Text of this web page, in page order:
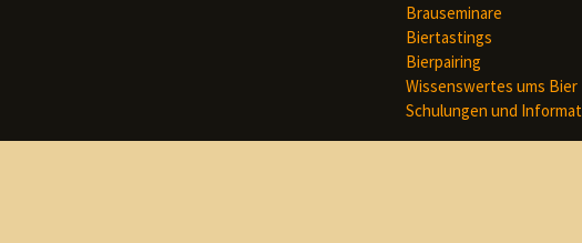
Brauseminare
Biertastings
Bierpairing
Wissenswertes ums Bier
Schulungen und